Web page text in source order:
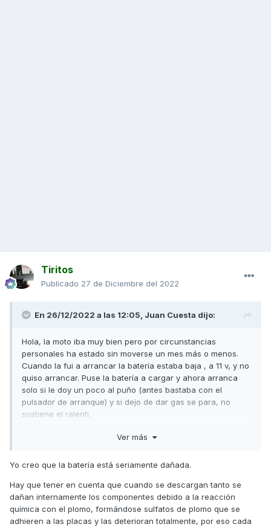
Tiritos
Publicado 27 de Diciembre del 2022
En 26/12/2022 a las 12:05, Juan Cuesta dijo:
Hola, la moto iba muy bien pero por circunstancias
personales ha estado sin moverse un mes más o menos.
Cuando la fui a arrancar la batería estaba baja , a 11 v, y no
quiso arrancar. Puse la batería a cargar y ahora arranca
solo si le doy un poco al puño (antes bastaba con el
pulsador de arranque) y si dejo de dar gas se para, no
sostiene el ralenti.
Me pregunto si al desconectar la batería para cargarla ha
Ver más
Yo creo que la batería está seriamente dañada.
Hay que tener en cuenta que cuando se descargan tanto se
dañan internamente los componentes debido a la reacción
química con el plomo, formándose sulfatos de plomo que se
adhieren a las placas y las deterioran totalmente, por eso cada